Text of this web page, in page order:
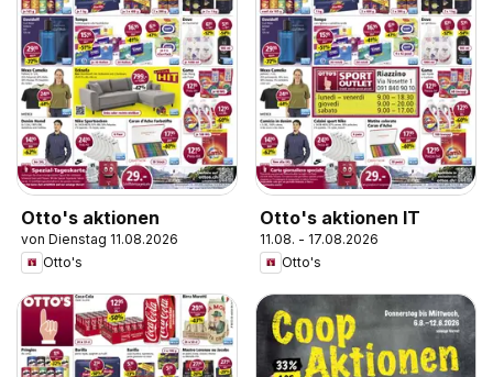
Otto's aktionen
von Dienstag 11.08.2026
Otto's
Otto's aktionen IT
11.08. - 17.08.2026
Otto's